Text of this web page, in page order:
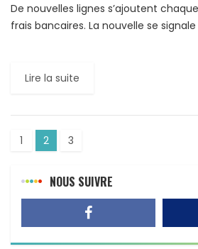
De nouvelles lignes s’ajoutent
frais bancaires. La nouvelle se
Lire la suite
1 2 3
NOUS SUIVRE